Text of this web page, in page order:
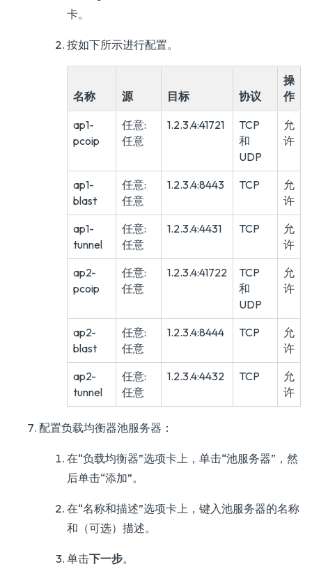
卡。
按如下所示进行配置。
名称 源 目标 协议
操
作
ap1-
pcoip
任意:
任意
1.2.3.4:41721
TCP
和
UDP
允
许
ap1-
blast
任意:
任意
1.2.3.4:8443 TCP
允
许
ap1-
tunnel
任意:
任意
1.2.3.4:4431 TCP
允
许
ap2-
pcoip
任意:
任意
1.2.3.4:41722
TCP
和
UDP
允
许
ap2-
blast
任意:
任意
1.2.3.4:8444 TCP
允
许
ap2-
tunnel
任意:
任意
1.2.3.4:4432 TCP
允
许
配置负载均衡器池服务器：
在“负载均衡器”选项卡上，单击“池服务器”，然
后单击“添加”。
在“名称和描述”选项卡上，键入池服务器的名称
和（可选）描述。
单击下一步。